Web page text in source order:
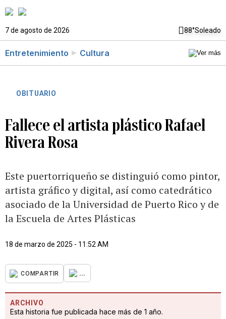
7 de agosto de 2026 88°Soleado
Entretenimiento Cultura
OBITUARIO
Fallece el artista plástico Rafael
Rivera Rosa
Este puertorriqueño se distinguió como pintor,
artista gráfico y digital, así como catedrático
asociado de la Universidad de Puerto Rico y de
la Escuela de Artes Plásticas
18 de marzo de 2025 - 11:52 AM
COMPARTIR ...
ARCHIVO
Esta historia fue publicada hace más de 1 año.